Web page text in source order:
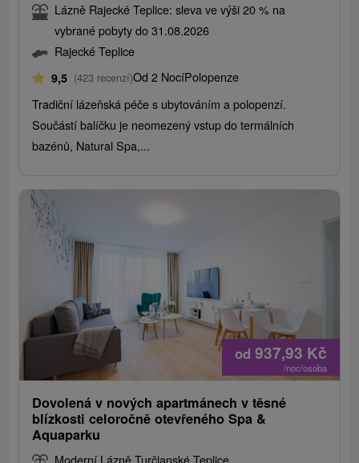
Lázně Rajecké Teplice: sleva ve výši 20 % na
vybrané pobyty do 31.08.2026
Rajecké Teplice
9,5 (423 recenzí)Od 2 NocíPolopenze
Tradiční lázeňská péče s ubytováním a polopenzí.
Součástí balíčku je neomezený vstup do termálních
bazénů, Natural Spa,...
od 937,93 Kč
/noc/osoba
Dovolená v nových apartmánech v těsné
blízkosti celoročně otevřeného Spa &
Aquaparku